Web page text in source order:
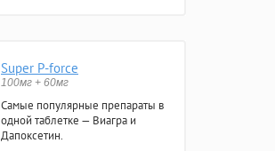
Super P-force
100мг + 60мг
Самые популярные препараты в
одной таблетке — Виагра и
Дапоксетин.